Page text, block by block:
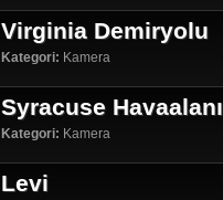
Virginia Demiryolu
Kategori: Kamera
Syracuse Havaalanı
Kategori: Kamera
Levi